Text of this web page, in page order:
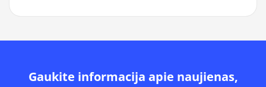
Gaukite informacija apie naujienas,